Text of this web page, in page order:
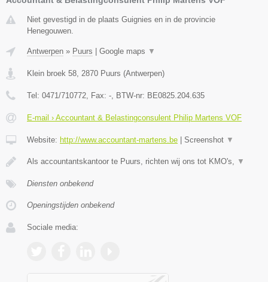
Niet gevestigd in de plaats Guignies en in de provincie
Henegouwen.
Antwerpen » Puurs Google maps ▼
Klein broek 58 2870 Puurs (Antwerpen)
Tel: 0471/710772 , Fax: - , BTW-nr: BE0825.204.635
E-mail › Accountant & Belastingconsulent Philip Martens VOF
Website: http://www.accountant-martens.be Screenshot ▼
Als accountantskantoor te Puurs, richten wij ons tot KMO's, ▼
Diensten onbekend
Openingstijden onbekend
Sociale media: